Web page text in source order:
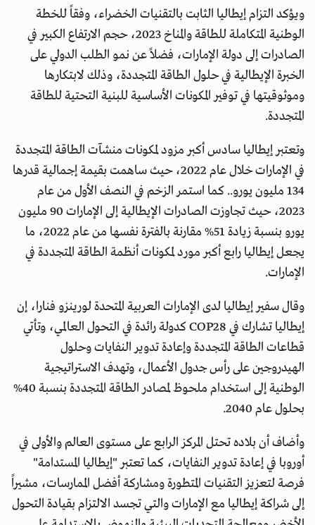
ويؤكد التزام إيطاليا الثابت بالتقنيات الخضراء، وفقاً للخطة
الوطنية المتكاملة للطاقة والمناخ 2023، حجم الارتفاع الكبير في
الصادرات إلى دولة الإمارات، فضلاً عن نمو الطلب الدولي على
الخبرة الإيطالية في حلول الطاقة المتجددة، وذلك لابتكارها
وموثوقيتها في توفير المكونات الأساسية للبنية التحتية للطاقة
المتجددة.
وتعتبر إيطاليا سادس أكبر مزود لمكونات منشآت الطاقة المتجددة
في الإمارات خلال عام 2022، حيث ساهمت بقيمة إجمالية قدرها
134 مليون يورو.. كما استمر الزخم في النصف الأول من عام
2023، حيث تجاوزت الصادرات الإيطالية إلى الإمارات 90 مليون
يورو بنسبة زيادة 51% مقارنة بالفترة نفسها من عام 2022، ما
يجعل إيطاليا رابع أكبر مورد لمكونات أنظمة الطاقة المتجددة في
الإمارات.
وقال سفير إيطاليا لدى الإمارات العربية المتحدة لورينزو فنارا، إن
إيطاليا تشارك في COP28 كدولة رائدة في التحول العالمي، وتأتي
قطاعات الطاقة المتجددة وإعادة تدوير النفايات وحلول
الهيدروجين على رأس جدول الأعمال، وتهدف الاستراتيجية
الوطنية إلى استخدام ملحوظ لمصادر الطاقة المتجددة بنسبة 40%
بحلول عام 2040.
وأضاف أن بلاده تحتل المركز الرابع على مستوى العالم والأولى في
أوروبا في إعادة تدوير النفايات، كما تعتبر "إيطاليا المستدامة"
فرصة لتعزيز التقنيات المتطورة ومشاركة أفضل الممارسات، مشيراً
إلى شراكة إيطاليا مع الإمارات والتي تجسد الالتزام بقيادة التحول